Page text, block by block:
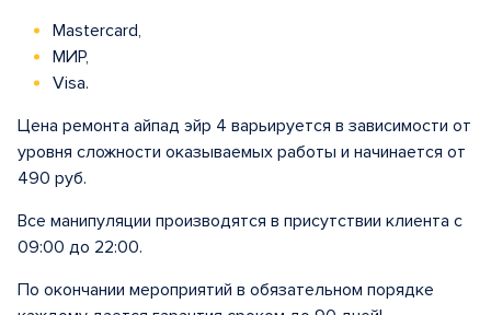
Mastercard,
МИР,
Visa.
Цена ремонта айпад эйр 4 варьируется в зависимости от
уровня сложности оказываемых работы и начинается от
490 руб.
Все манипуляции производятся в присутствии клиента с
09:00 до 22:00.
По окончании мероприятий в обязательном порядке